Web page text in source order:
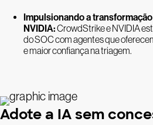
Impulsionando a
NVIDIA:CrowdStrike e NVIDIA
do SOC com agentes que
e maior confiança na triagem.
Adote a IA sem